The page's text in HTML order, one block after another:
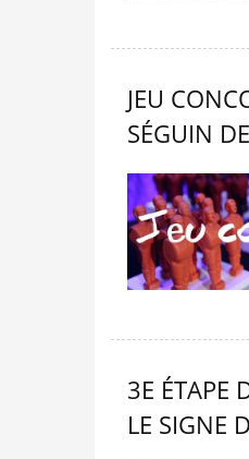
JEU
SÉGUIN
3E ÉTAPE
LE SIGNE